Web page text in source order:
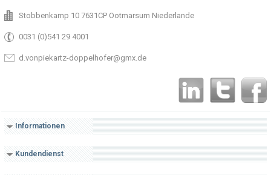
Stobbenkamp 10 7631CP Ootmarsum Niederlande
0031 (0)541 29 4001
d.vonpiekartz-doppelhofer@gmx.de
Informationen
Kundendienst